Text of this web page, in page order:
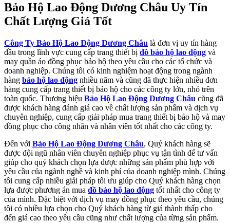
Bảo Hộ Lao Động Dương Châu Uy Tín
Chất Lượng Giá Tốt
Công Ty Bảo Hộ Lao Động Dương Châu là đơn vị uy tín hàng
đầu trong lĩnh vực cung cấp trang thiết bị đồ bảo hộ lao động và
may quần áo đồng phục bảo hộ theo yêu cầu cho các tổ chức và
doanh nghiệp. Chúng tôi có kinh nghiệm hoạt động trong ngành
hàng bảo hộ lao động nhiều năm và cũng đã thực hiện nhiều đơn
hàng cung cấp trang thiết bị bảo hộ cho các công ty lớn, nhỏ trên
toàn quốc. Thương hiệu Bảo Hộ Lao Động Dương Châu cũng đã
được khách hàng đánh giá cao về chất lượng sản phẩm và dịch vụ
chuyên nghiệp, cung cấp giải pháp mua trang thiết bị bảo hộ và may
đồng phục cho công nhân và nhân viên tốt nhất cho các công ty.
Đến với Bảo Hộ Lao Động Dương Châu, Quý khách hàng sẽ
được đội ngũ nhân viên chuyên nghiệp phục vụ tận tình để tư vấn
giúp cho quý khách chọn lựa được những sản phẩm phù hợp với
yêu cầu của ngành nghề và kinh phí của doanh nghiệp mình. Chúng
tôi cung cấp nhiều giải pháp tối ưu giúp cho Quý khách hàng chọn
lựa được phương án mua đồ bảo hộ lao động tốt nhất cho công ty
của mình. Đặc biệt với dịch vụ may đồng phục theo yêu cầu, chúng
tôi có nhiều lựa chọn cho Quý khách hàng từ giá thành thấp cho
đến giá cao theo yêu cầu cũng như chất lượng của từng sản phẩm.